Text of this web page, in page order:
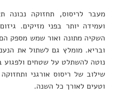
מעבר לריסוס, תחזוקה נכונה
ועמידה יותר בפני מזיקים.
השקיה מתונה ואור שמש מספק
ובריא. מומלץ גם לשתול את
נוטה להשתלט על שטחים ולפגוע
שילוב של ריסוס אורגני
וטעים לאורך כל השנה.